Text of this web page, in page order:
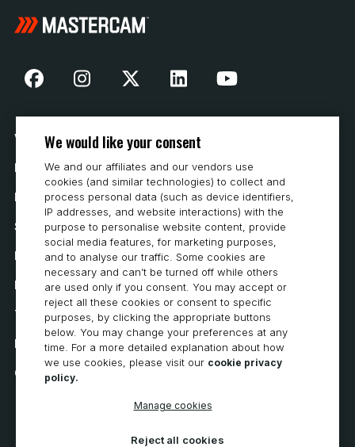
Vår historia
Hur man köper
Karriär
Systemkrav
Integritet
Integritetspolicy
Tillgänglighetsutlåtande
Policy för cookies
Cookie Preferences
We would like your consent
We and our affiliates and our vendors use
cookies (and similar technologies) to collect and
process personal data (such as device identifiers,
IP addresses, and website interactions) with the
purpose to personalise website content, provide
social media features, for marketing purposes,
and to analyse our traffic. Some cookies are
necessary and can’t be turned off while others
are used only if you consent. You may accept or
reject all these cookies or consent to specific
purposes, by clicking the appropriate buttons
below. You may change your preferences at any
time. For a more detailed explanation about how
we use cookies, please visit our cookie privacy
policy.
Manage cookies
Reject all cookies